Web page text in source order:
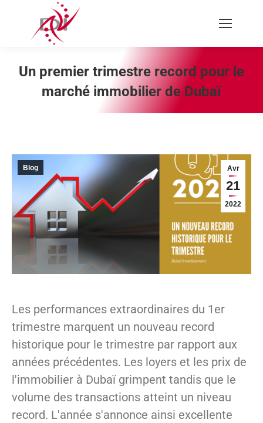
Recherche
:
Un premier trimestre record pour le
marché immobilier de Dubaï
Vous êtes ici :
Avr
21
2022
Blog
Les performances extraordinaires du 1er
trimestre marquent un nouveau record
historique pour le trimestre par rapport aux
années précédentes. Les loyers et les prix de
l'immobilier à Dubaï grimpent tandis que le
volume des transactions atteint un niveau
record. L'année s'annonce ainsi excellente